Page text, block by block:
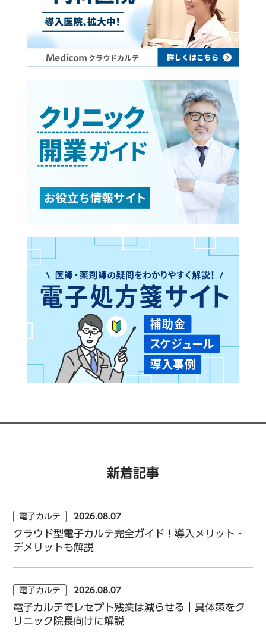
新着記事
電子カルテ 2026.08.07
クラウド型電子カルテ完全ガイド！導入メリット・
デメリットも解説
電子カルテ 2026.08.07
電子カルテでレセプト残業は減らせる｜具体策をク
リニック院長向けに解説